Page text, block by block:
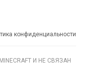
конфиденциальности
И НЕ СВЯЗАН